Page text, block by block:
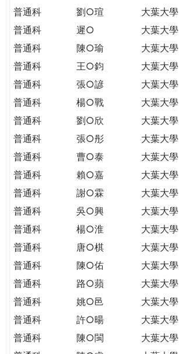
普通科
劉○瑄
大葉大學
普通科
遲○
大葉大學
普通科
陳○瑜
大葉大學
普通科
王○鈞
大葉大學
普通科
張○諺
大葉大學
普通科
楊○戰
大葉大學
普通科
劉○欣
大葉大學
普通科
張○彤
大葉大學
普通科
曹○泰
大葉大學
普通科
賴○嘉
大葉大學
普通科
謝○霖
大葉大學
普通科
吳○興
大葉大學
普通科
楊○淮
大葉大學
普通科
唐○棋
大葉大學
普通科
陳○佑
大葉大學
普通科
路○蘋
大葉大學
普通科
姚○邑
大葉大學
普通科
許○暘
大葉大學
普通科
陳○閩
大葉大學